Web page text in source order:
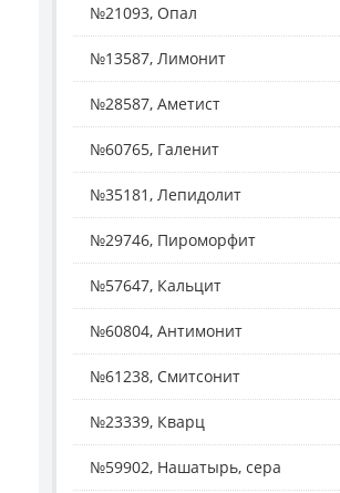
№21093, Опал
№13587, Лимонит
№28587, Аметист
№60765, Галенит
№35181, Лепидолит
№29746, Пироморфит
№57647, Кальцит
№60804, Антимонит
№61238, Смитсонит
№23339, Кварц
№59902, Нашатырь, сера